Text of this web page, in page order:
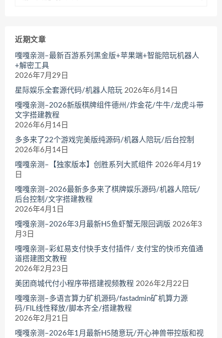
近期文章
嘎嘎亲测–最新百游系列黑金版+苹果端+智能陪玩机器人
+解密工具
2026年7月29日
星际娱乐全套源代码/机器人陪玩 2026年6月14日
嘎嘎亲测–2026新版棋牌组件德州/炸金花/牛牛/龙虎斗带
文字搭建教程
2026年6月14日
多多来了22个游戏完美版纯源码/机器人陪玩/后台控制
2026年6月14日
嘎嘎亲测–【独家版本】创胜系列大贰组件 2026年4月19
日
嘎嘎亲测–2026最新多多来了棋牌娱乐源码/机器人陪玩/
后台控制/文字搭建教程
2026年4月1日
嘎嘎亲测–2026年3月最新H5鱼虾蟹无限回调版 2026年3
月3日
嘎嘎亲测–彩虹易支付快手支付插件/ 支付宝的快币充值通
道搭建图文教程
2026年2月23日
美团商城代付小程序带搭建视频教程 2026年2月22日
嘎嘎亲测–多语言算力矿机源码/fastadmin矿机算力源
码/FIL线性释放/脚本齐全/搭建教程
2026年2月21日
嘎嘎亲测–2026年1月最新H5随意玩/开心神兽带控版和视